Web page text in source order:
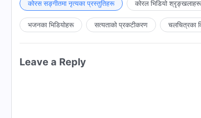
उहाँका वचनहरूको शक्ति अद्वितीय छन्, र तिनले मानिसहरूलाई
परमेश्‍वरलाई प्रेम गर्नेहरूले सधैँ आज्ञापालन गर्छन् र प्रत्येक दिन
हामी परमेश्‍वरको बुद्धि र सर्वशक्तिमान्‌ताको प्रशंसा गर्छौं,
उहाँ आफ्ना सबै चालहरूमा धर्मी हुनुहुन्छ।
कोरस सङ्गीतमा नृत्यका प्रस्तुतिहरू कोरल भिडियो श्रृङ्खलाहरू
भजनका भिडियोहरू सत्यताको प्रकटीकरण चलचित्रका
Leave a Reply